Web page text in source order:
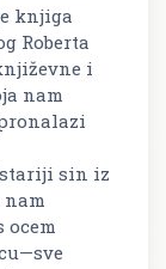
knjiga
Roberta
i
nam
sin iz
nam
ocem